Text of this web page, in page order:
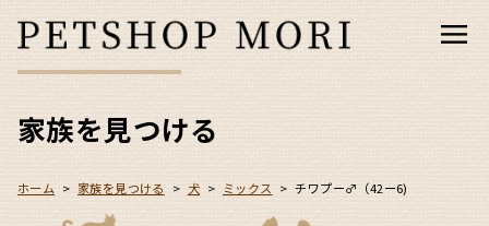
家族を見つける
ホーム >家族を見つける > 犬 > ミックス >チワプー♂（42ー6)